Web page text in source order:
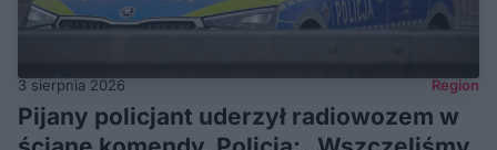
3 sierpnia 2026 Region
Pijany policjant uderzył radiowozem w